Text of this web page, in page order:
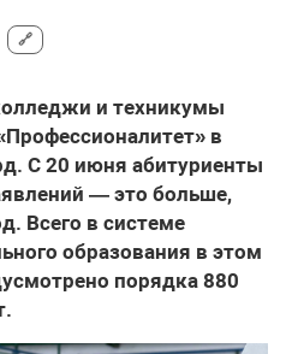
🔗
и техникумы
в
С 20 июня абитуриенты
— это больше,
Всего в системе
образования в этом
порядка 880